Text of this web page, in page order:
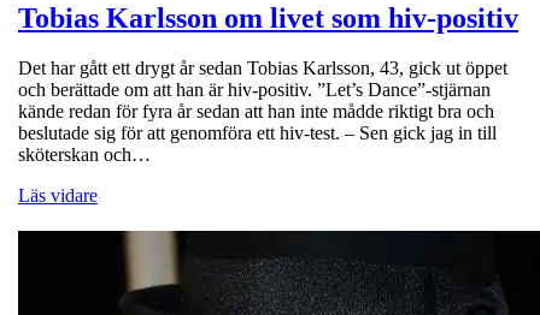
Tobias Karlsson om livet som hiv-positiv
Det har gått ett drygt år sedan Tobias Karlsson, 43, gick ut öppet
och berättade om att han är hiv-positiv. ”Let’s Dance”-stjärnan
kände redan för fyra år sedan att han inte mådde riktigt bra och
beslutade sig för att genomföra ett hiv-test. – Sen gick jag in till
sköterskan och…
Läs vidare